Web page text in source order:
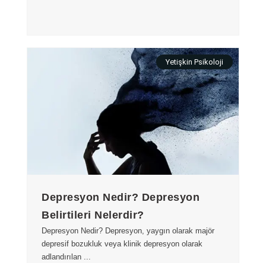
Yetişkin Psikoloji
Depresyon Nedir? Depresyon
Belirtileri Nelerdir?
Depresyon Nedir? Depresyon, yaygın olarak majör
depresif bozukluk veya klinik depresyon olarak
adlandırılan ...